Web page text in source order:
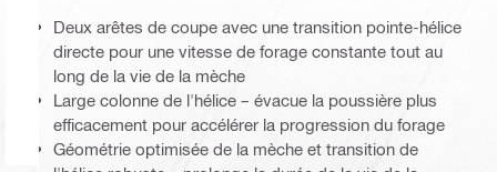
Deux arêtes de coupe avec une transition pointe-hélice
directe pour une vitesse de forage constante tout au
long de la vie de la mèche
Large colonne de l'hélice – évacue la poussière plus
efficacement pour accélérer la progression du forage
Géométrie optimisée de la mèche et transition de